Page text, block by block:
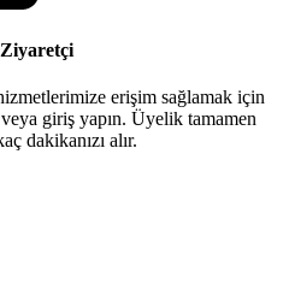
erişim sağlamak için
giriş yapın. Üyelik tamamen
dakikanızı alır.